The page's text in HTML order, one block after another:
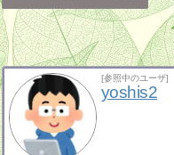
[参照中のユーザ]
yoshis2